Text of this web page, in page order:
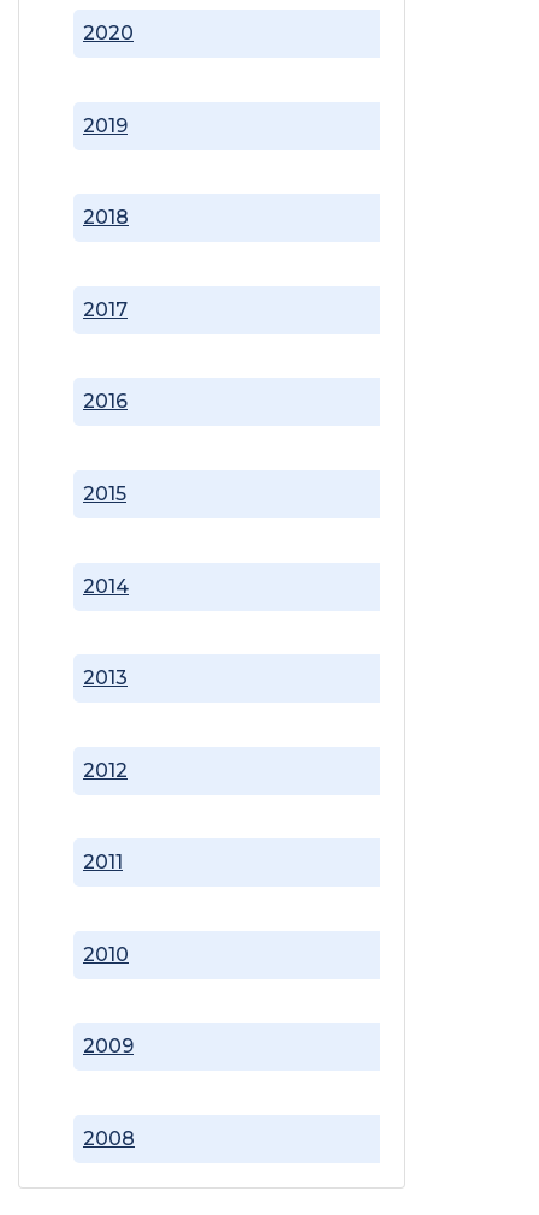
2008
2009
2010
2011
2012
2013
2014
2015
2016
2017
2018
2019
2020